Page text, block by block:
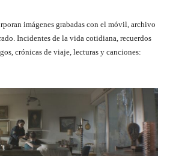
imágenes grabadas con el móvil, archivo
Incidentes de la vida cotidiana, recuerdos
crónicas de viaje, lecturas y canciones: